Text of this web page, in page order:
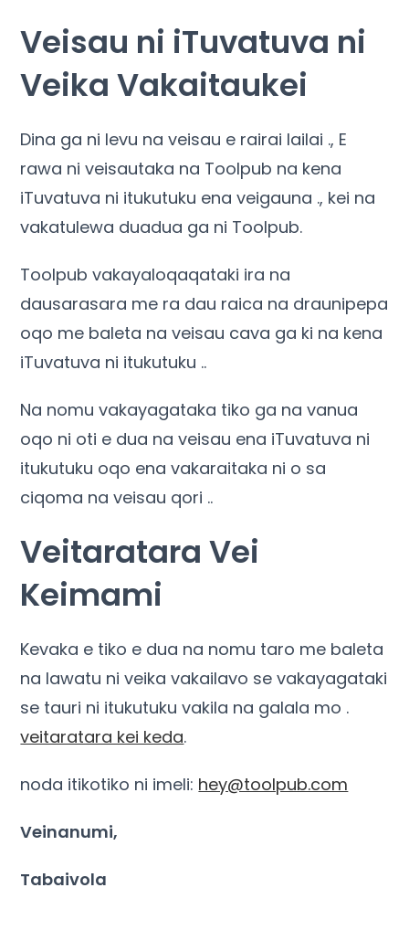
Veisau ni iTuvatuva ni
Veika Vakaitaukei
Dina ga ni levu na veisau e rairai lailai ., E
rawa ni veisautaka na Toolpub na kena
iTuvatuva ni itukutuku ena veigauna ., kei na
vakatulewa duadua ga ni Toolpub.
Toolpub vakayaloqaqataki ira na
dausarasara me ra dau raica na draunipepa
oqo me baleta na veisau cava ga ki na kena
iTuvatuva ni itukutuku ..
Na nomu vakayagataka tiko ga na vanua
oqo ni oti e dua na veisau ena iTuvatuva ni
itukutuku oqo ena vakaraitaka ni o sa
ciqoma na veisau qori ..
Veitaratara Vei
Keimami
Kevaka e tiko e dua na nomu taro me baleta
na lawatu ni veika vakailavo se vakayagataki
se tauri ni itukutuku vakila na galala mo .
veitaratara kei keda.
noda itikotiko ni imeli: hey@toolpub.com
Veinanumi,
Tabaivola